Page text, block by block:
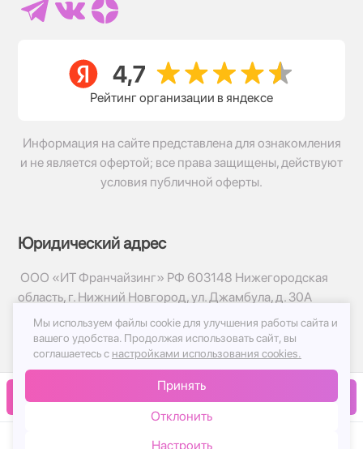
В корзину
Рейтинг организации в яндексе
Информация на сайте представлена для ознакомления
и не является офертой; все права защищены, действуют
условия публичной оферты.
Юридический адрес
ООО «ИТ Франчайзинг» РФ 603148 Нижегородская
область, г. Нижний Новгород, ул. Джамбула, д. 30А
© 2017-2026г, База Цветов 24.ру
Политика конфиденциальности
Публичная оферта
Мы используем файлы cookie для улучшения работы сайта и
вашего удобства. Продолжая использовать сайт, вы
соглашаетесь с настройками использования cookies.
Принять
Отклонить
Настроить